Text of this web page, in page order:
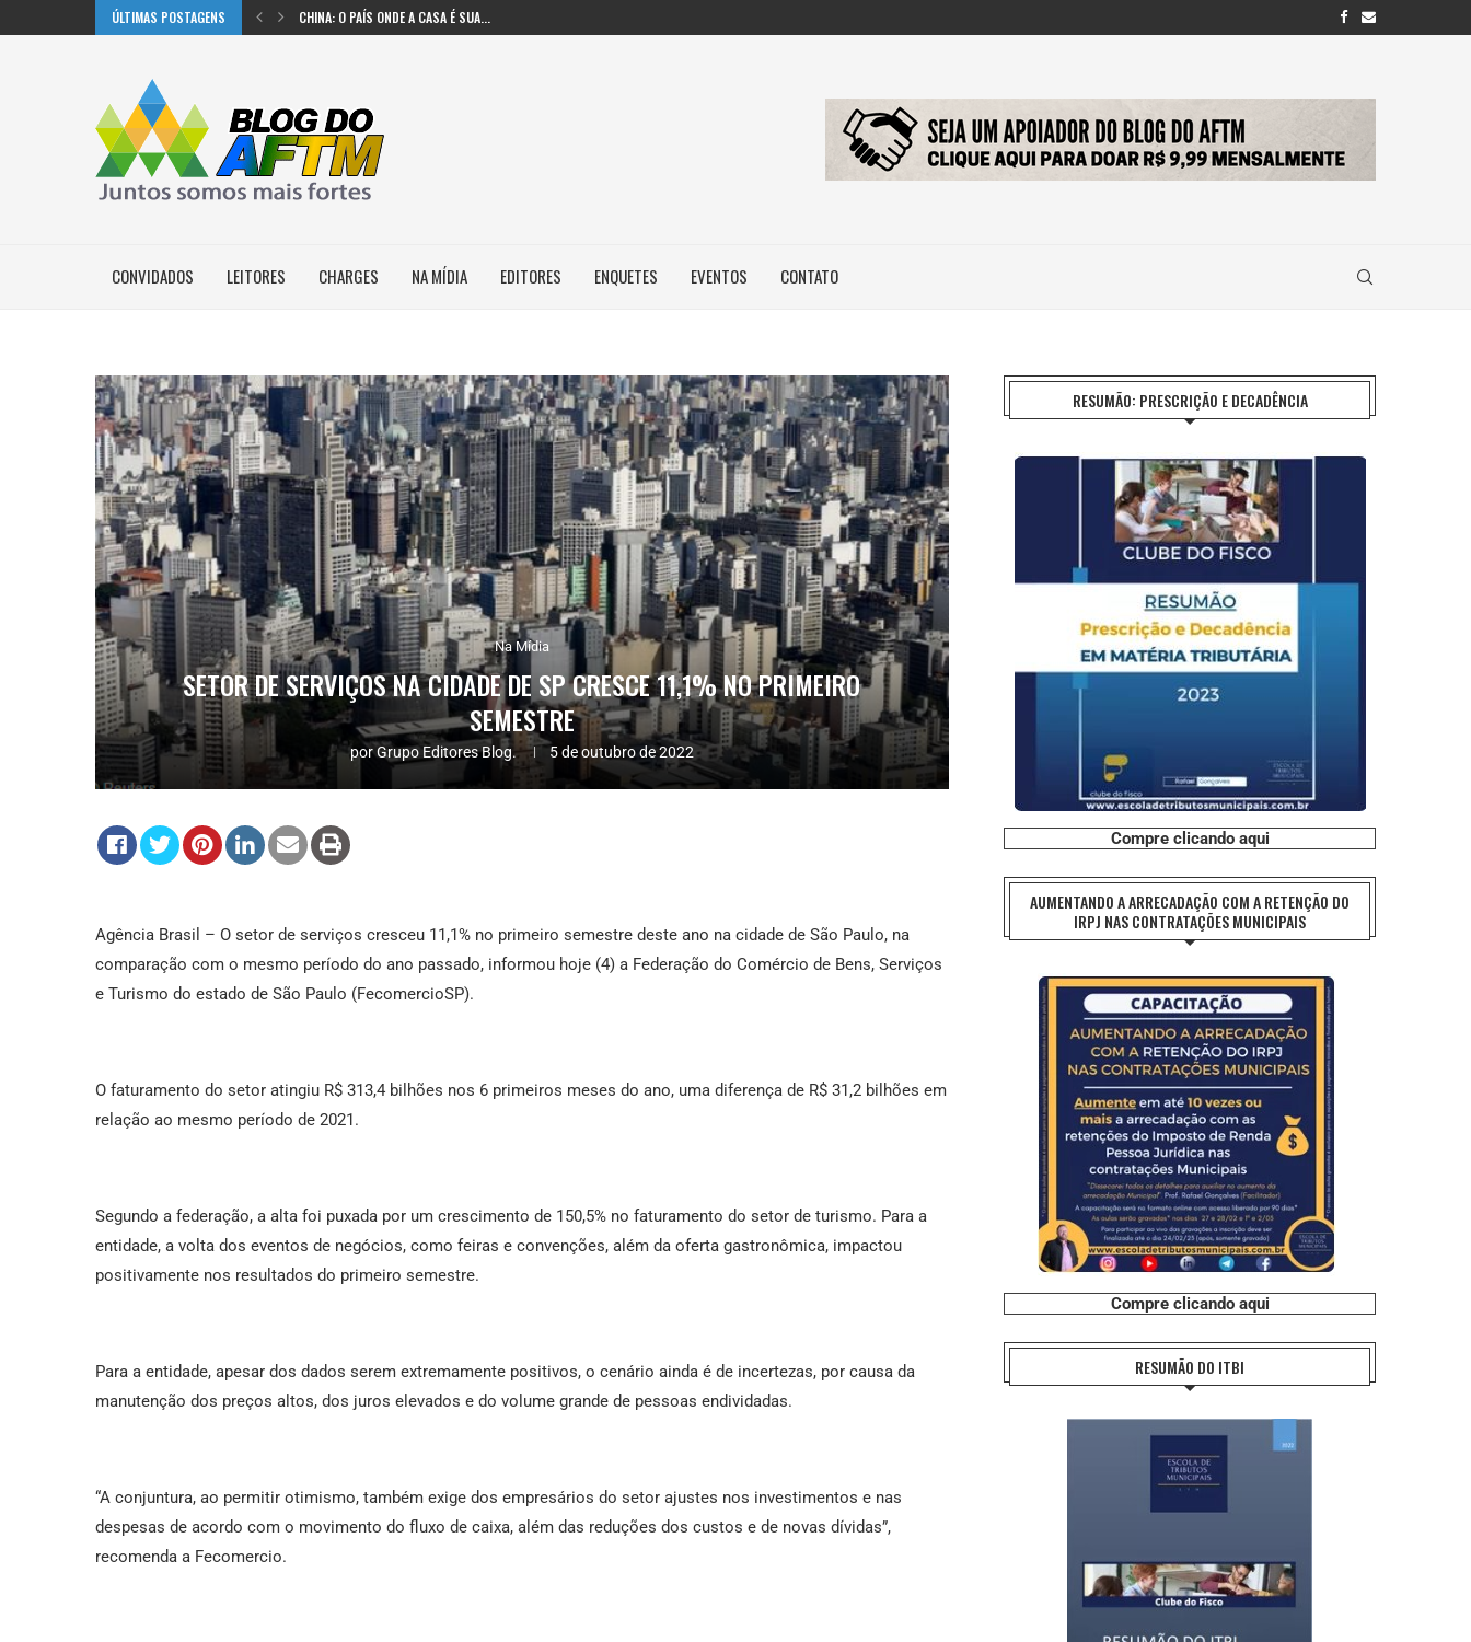
ÚLTIMAS POSTAGENS
CHINA: O PAÍS ONDE A CASA É SUA...
CONVIDADOS LEITORES CHARGES NA MÍDIA EDITORES ENQUETES EVENTOS CONTATO
Na Mídia
SETOR DE SERVIÇOS NA CIDADE DE SP CRESCE 11,1% NO PRIMEIRO
SEMESTRE
porGrupo Editores Blog. 5 de outubro de 2022
Agência Brasil – O setor de serviços cresceu 11,1% no primeiro semestre deste ano na cidade de São Paulo, na
comparação com o mesmo período do ano passado, informou hoje (4) a Federação do Comércio de Bens, Serviços
e Turismo do estado de São Paulo (FecomercioSP).
O faturamento do setor atingiu R$ 313,4 bilhões nos 6 primeiros meses do ano, uma diferença de R$ 31,2 bilhões em
relação ao mesmo período de 2021.
Segundo a federação, a alta foi puxada por um crescimento de 150,5% no faturamento do setor de turismo. Para a
entidade, a volta dos eventos de negócios, como feiras e convenções, além da oferta gastronômica, impactou
positivamente nos resultados do primeiro semestre.
Para a entidade, apesar dos dados serem extremamente positivos, o cenário ainda é de incertezas, por causa da
manutenção dos preços altos, dos juros elevados e do volume grande de pessoas endividadas.
“A conjuntura, ao permitir otimismo, também exige dos empresários do setor ajustes nos investimentos e nas
despesas de acordo com o movimento do fluxo de caixa, além das reduções dos custos e de novas dívidas”,
recomenda a Fecomercio.
RESUMÃO: PRESCRIÇÃO E DECADÊNCIA
Compre clicando aqui
AUMENTANDO A ARRECADAÇÃO COM A RETENÇÃO DO
IRPJ NAS CONTRATAÇÕES MUNICIPAIS
Compre clicando aqui
RESUMÃO DO ITBI